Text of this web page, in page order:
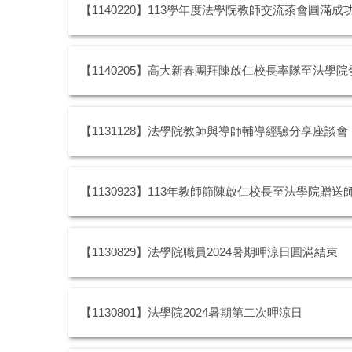
【1140220】113學年度法學院教師交流茶會圓滿成
【1140205】高大新春團拜陳啟仁校長率隊至法學院
【1131128】法學院教師與導師輔導經驗分享座談會
【1130923】113年教師節陳啟仁校長至法學院贈送
【1130829】法學院職員2024暑期呷涼日圓滿結束
【1130801】法學院2024暑期第二次呷涼日